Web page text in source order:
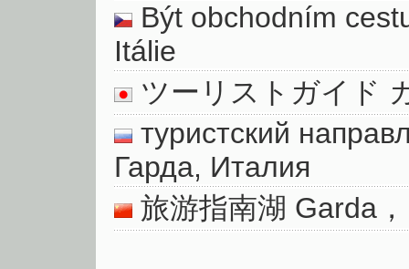
Být obchodním
Itálie
ツーリストガイド
туристский
Гарда, Италия
旅游指南湖 Garda